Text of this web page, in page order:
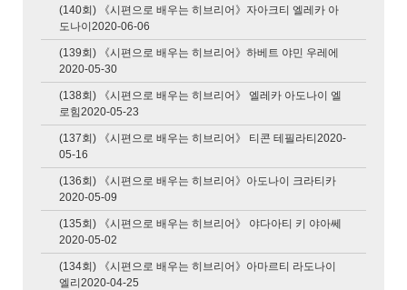
(140회) 《시편으로 배우는 히브리어》자아크티 엘레카 아
도나이2020-06-06
(139회) 《시편으로 배우는 히브리어》하베트 야민 우레에
2020-05-30
(138회) 《시편으로 배우는 히브리어》 엘레카 아도나이 엘
로힘2020-05-23
(137회) 《시편으로 배우는 히브리어》 티콘 테필라티2020-
05-16
(136회) 《시편으로 배우는 히브리어》아도나이 크라티카
2020-05-09
(135회) 《시편으로 배우는 히브리어》 야다아티 키 야아쎄
2020-05-02
(134회) 《시편으로 배우는 히브리어》아마르티 라도나이
엘리2020-04-25